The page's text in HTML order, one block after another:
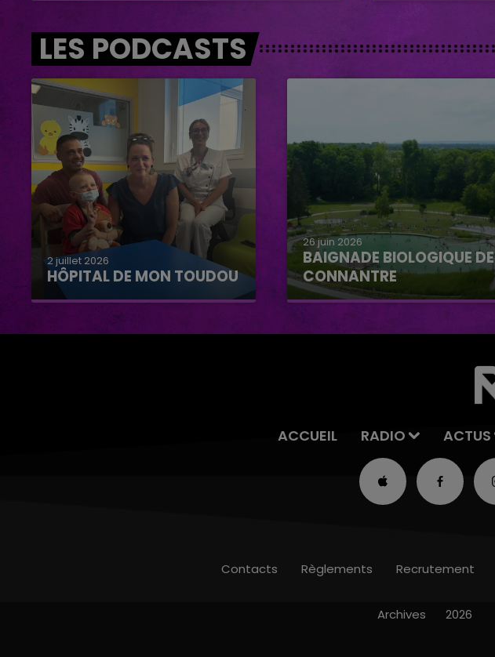
LES PODCASTS
2 juillet 2026
HÔPITAL DE MON TOUDOU
Hôpital de mon Toudou
26 juin 2026
BAIGNADE BIOLOGIQUE DE
CONNANTRE
Baignade biologique de
Connantre
ACCUEIL RADIO ACTUS
Contacts Règlements Recrutement
Archives 2026